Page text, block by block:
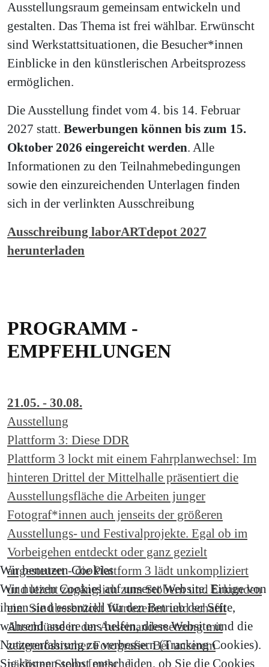
Ausstellungsraum gemeinsam entwickeln und
gestalten. Das Thema ist frei wählbar. Erwünscht
sind Werkstattsituationen, die Besucher*innen
Einblicke in den künstlerischen Arbeitsprozess
ermöglichen.
Die Ausstellung findet vom 4. bis 14. Februar
2027 statt. Bewerbungen können bis zum 15.
Oktober 2026 eingereicht werden. Alle
Informationen zu den Teilnahmebedingungen
sowie den einzureichenden Unterlagen finden
sich in der verlinkten Ausschreibung
Ausschreibung laborARTdepot 2027
herunterladen
PROGRAMM -
EMPFEHLUNGEN
21.05. - 30.08.
Ausstellung
Plattform 3: Diese DDR
Plattform 3 lockt mit einem Fahrplanwechsel: Im
hinteren Drittel der Mittelhalle präsentiert die
Ausstellungsfläche die Arbeiten junger
Fotograf*innen auch jenseits der größeren
Ausstellungs- und Festivalprojekte. Egal ob im
Vorbeigehen entdeckt oder ganz gezielt
angesteuert - die Plattform 3 lädt unkompliziert
und leicht zugänglich zum Stöbern und Erkunden
ein. Sie überbrückt Wartezeiten und schafft
Anschlüsse in der Auseinandersetzung mit
zeitgenössischer Fotografie. Bei unserem
nächsten Stopp [mehr...]
Wir benutzen Cookies
Wir nutzen Cookies auf unserer Website. Einige von
ihnen sind essenziell für den Betrieb der Seite,
während andere uns helfen, diese Website und die
Nutzererfahrung zu verbessern (Tracking Cookies).
Sie können selbst entscheiden, ob Sie die Cookies